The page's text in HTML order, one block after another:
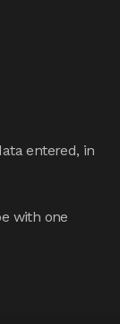
entered, in
with one